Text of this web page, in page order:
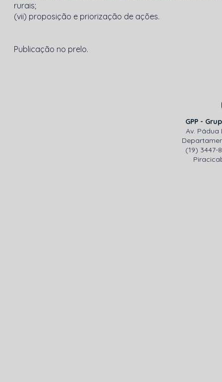
rurais;
(vii) proposição e priorização de ações.
Publicação no prelo.
GPP -
Av. Pádua
(19) 3447-